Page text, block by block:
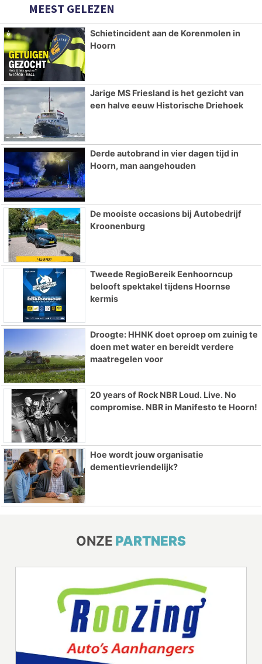
MEEST GELEZEN
Schietincident aan de Korenmolen in
Hoorn
Jarige MS Friesland is het gezicht van
een halve eeuw Historische Driehoek
Derde autobrand in vier dagen tijd in
Hoorn, man aangehouden
De mooiste occasions bij Autobedrijf
Kroonenburg
Tweede RegioBereik Eenhoorncup
belooft spektakel tijdens Hoornse
kermis
Droogte: HHNK doet oproep om zuinig te
doen met water en bereidt verdere
maatregelen voor
20 years of Rock NBR Loud. Live. No
compromise. NBR in Manifesto te Hoorn!
Hoe wordt jouw organisatie
dementievriendelijk?
ONZE PARTNERS